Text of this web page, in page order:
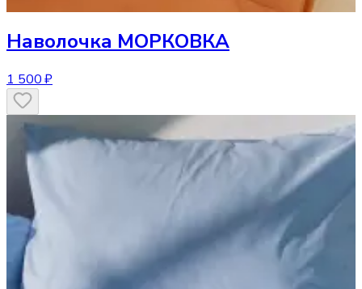
Наволочка МОРКОВКА
1 500 ₽